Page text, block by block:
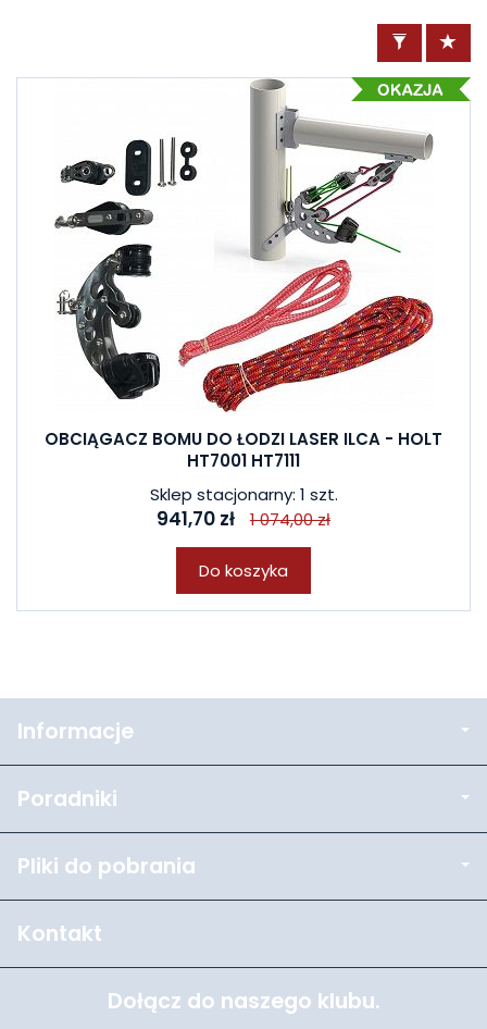
OBCIĄGACZ BOMU DO ŁODZI LASER ILCA - HOLT
HT7001 HT7111
Sklep stacjonarny: 1 szt.
941,70 zł 1 074,00 zł
Do koszyka
Informacje
Poradniki
Pliki do pobrania
Kontakt
Dołącz do naszego klubu.